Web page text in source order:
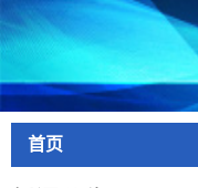
首页